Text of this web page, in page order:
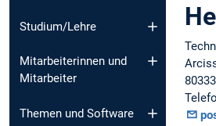
Studium/Lehre
Mitarbeiterinnen und
Mitarbeiter
Themen und Software